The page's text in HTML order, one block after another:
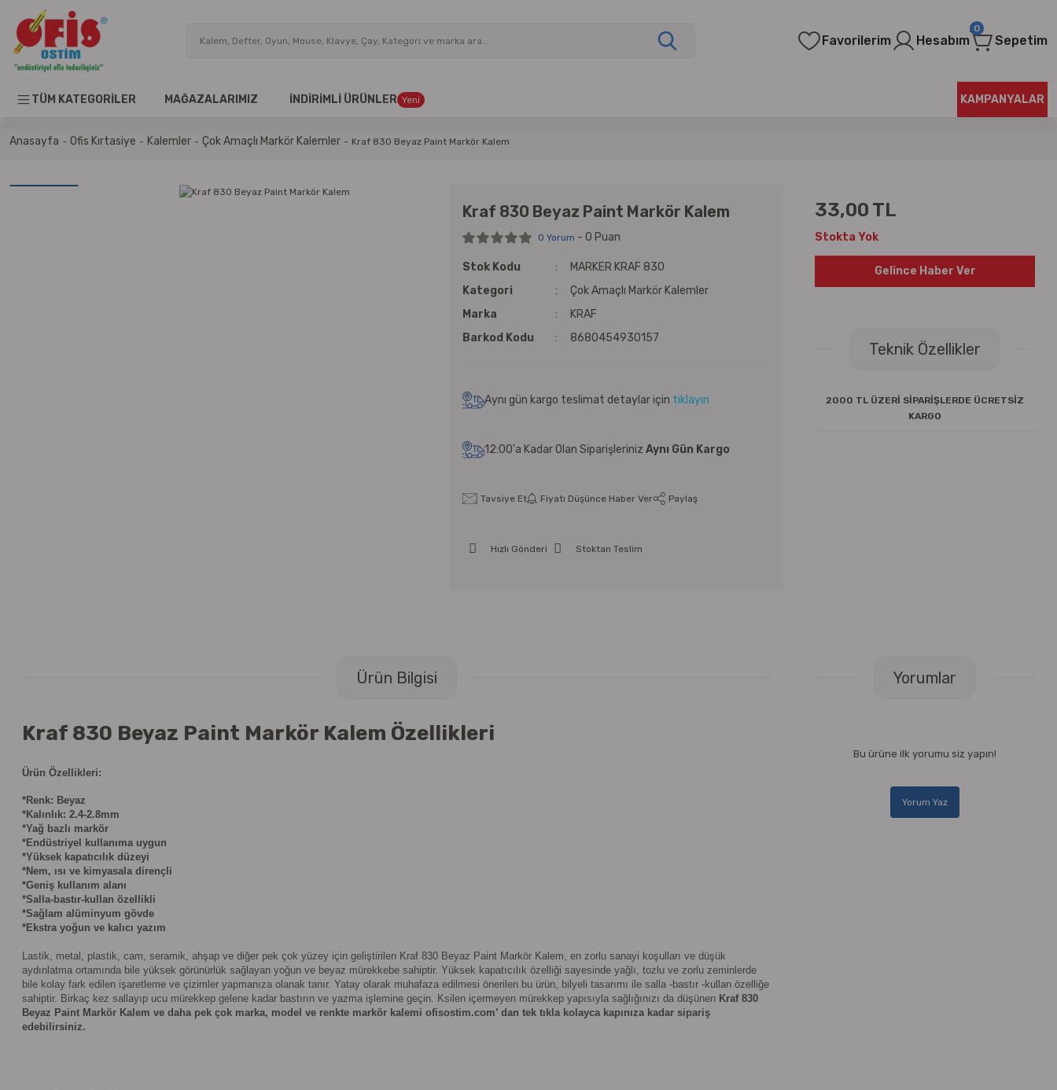
Favorilerim Hesabım Sepetim
0
TÜM KATEGORİLER MAĞAZALARIMIZ İNDİRİMLİ ÜRÜNLER Yeni KAMPANYALAR
Anasayfa Ofis Kırtasiye Kalemler Çok Amaçlı Markör Kalemler Kraf 830 Beyaz Paint Markör Kalem
Kraf 830 Beyaz Paint Markör Kalem
0 Yorum - 0 Puan
Stok Kodu
MARKER KRAF 830
Kategori
Çok Amaçlı Markör Kalemler
Marka
KRAF
Barkod Kodu
8680454930157
Aynı gün kargo teslimat detaylar için tıklayın
12:00'a Kadar Olan Siparişleriniz Aynı Gün Kargo
Tavsiye Et Fiyatı Düşünce Haber Ver Paylaş
Hızlı Gönderi Stoktan Teslim
33,00 TL
Stokta Yok
Gelince Haber Ver
Teknik Özellikler
2000 TL ÜZERİ SİPARİŞLERDE ÜCRETSİZ
KARGO
Ürün Bilgisi
Kraf 830 Beyaz Paint Markör Kalem Özellikleri
Ürün Özellikleri:
*Renk: Beyaz
*Kalınlık: 2.4-2.8mm
*Yağ bazlı markör
*Endüstriyel kullanıma uygun
*Yüksek kapatıcılık düzeyi
*Nem, ısı ve kimyasala dirençli
*Geniş kullanım alanı
*Salla-bastır-kullan özellikli
*Sağlam alüminyum gövde
*Ekstra yoğun ve kalıcı yazım
Lastik, metal, plastik, cam, seramik, ahşap ve diğer pek çok yüzey için geliştirilen Kraf 830 Beyaz Paint Markör Kalem, en zorlu sanayi koşulları ve düşük
aydınlatma ortamında bile yüksek görünürlük sağlayan yoğun ve beyaz mürekkebe sahiptir. Yüksek kapatıcılık özelliği sayesinde yağlı, tozlu ve zorlu zeminlerde
bile kolay fark edilen işaretleme ve çizimler yapmanıza olanak tanır. Yatay olarak muhafaza edilmesi önerilen bu ürün, bilyeli tasarımı ile salla -bastır -kullan özelliğe
sahiptir. Birkaç kez sallayıp ucu mürekkep gelene kadar bastırın ve yazma işlemine geçin. Ksilen içermeyen mürekkep yapısıyla sağlığınızı da düşünen Kraf 830
Beyaz Paint Markör Kalem ve daha pek çok marka, model ve renkte markör kalemi ofisostim.com’ dan tek tıkla kolayca kapınıza kadar sipariş
edebilirsiniz.
Yorumlar
Bu ürüne ilk yorumu siz yapın!
Yorum Yaz